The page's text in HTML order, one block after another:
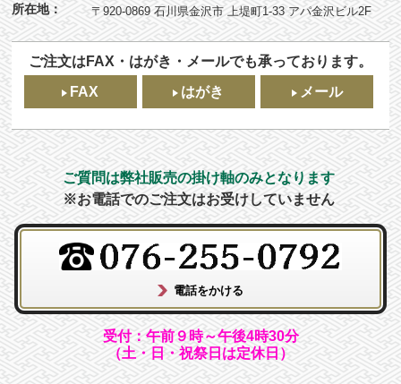
所在地：
〒920-0869 石川県金沢市 上堤町1-33 アパ金沢ビル2F
ご注文はFAX・はがき・メールでも承っております。
FAX
はがき メール
ご質問は弊社販売の掛け軸のみとなります
※お電話でのご注文はお受けしていません
受付：午前９時～午後4時30分
（土・日・祝祭日は定休日）